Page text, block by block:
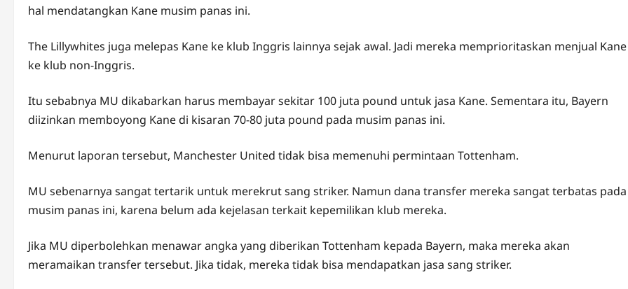
hal mendatangkan Kane musim panas ini.
The Lillywhites juga melepas Kane ke klub Inggris lainnya sejak awal. Jadi mereka memprioritaskan menjual Kane
ke klub non-Inggris.
Itu sebabnya MU dikabarkan harus membayar sekitar 100 juta pound untuk jasa Kane. Sementara itu, Bayern
diizinkan memboyong Kane di kisaran 70-80 juta pound pada musim panas ini.
Menurut laporan tersebut, Manchester United tidak bisa memenuhi permintaan Tottenham.
MU sebenarnya sangat tertarik untuk merekrut sang striker. Namun dana transfer mereka sangat terbatas pada
musim panas ini, karena belum ada kejelasan terkait kepemilikan klub mereka.
Jika MU diperbolehkan menawar angka yang diberikan Tottenham kepada Bayern, maka mereka akan
meramaikan transfer tersebut. Jika tidak, mereka tidak bisa mendapatkan jasa sang striker.